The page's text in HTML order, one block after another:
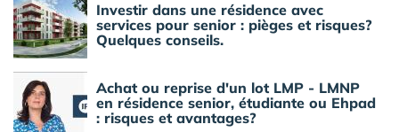
Investir dans une résidence avec
services pour senior : pièges et risques?
Quelques conseils.
Achat ou reprise d'un lot LMP - LMNP
en résidence senior, étudiante ou Ehpad
: risques et avantages?